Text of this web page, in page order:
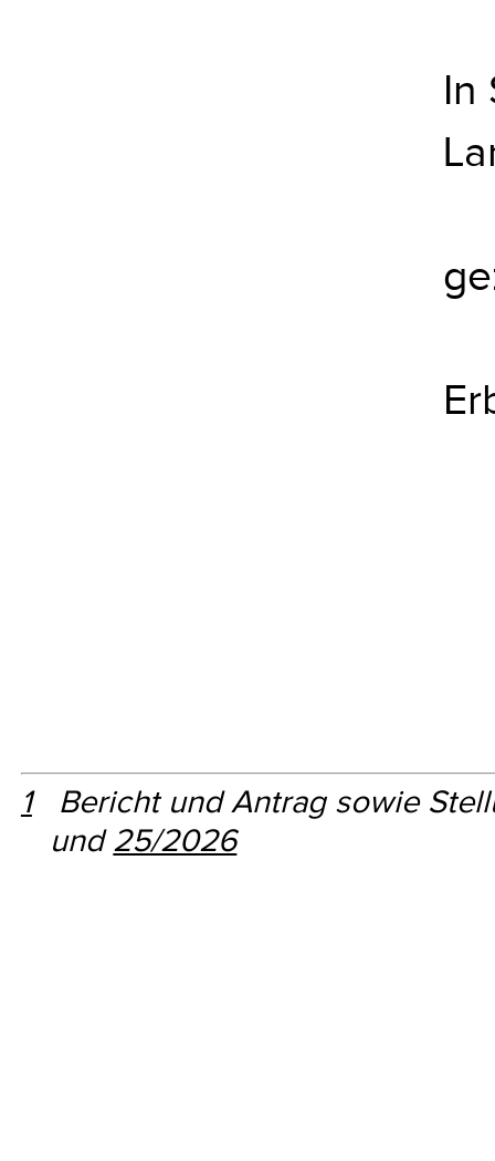
In
1Bericht und Antrag sowie
und25/2026